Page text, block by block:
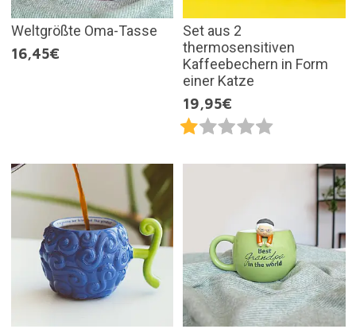
Weltgrößte Oma-Tasse
16,45€
Set aus 2
thermosensitiven
Kaffeebechern in Form
einer Katze
19,95€